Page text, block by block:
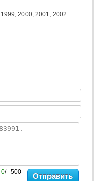
1999 ,2000 ,2001 ,2002
0/ 500 Отправить